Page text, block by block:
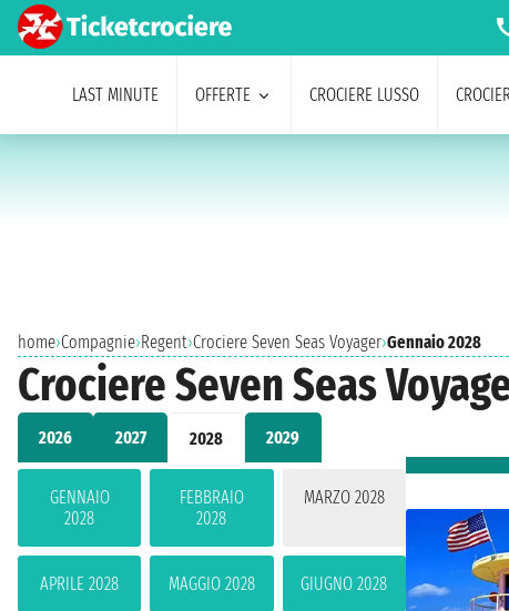
LAST MINUTE OFFERTE CROCIERE LUSSO
home›Compagnie›Regent›Crociere Seven Seas Voyager›Gennaio 2028
Crociere Seven Seas
2026 2027 2028 2029
GENNAIO
2028
FEBBRAIO
2028
MARZO 2028
APRILE 2028 MAGGIO 2028 GIUGNO 2028